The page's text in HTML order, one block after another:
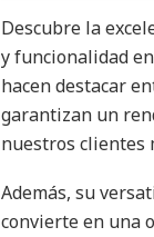
Descubre la
y funcionalidad
hacen destacar
garantizan un
nuestros clientes
Además, su
convierte en una